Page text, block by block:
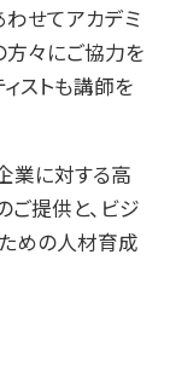
せてアカデミ
々にご協力を
ストも講師を
業に対する高
提供と、ビジ
めの人材育成